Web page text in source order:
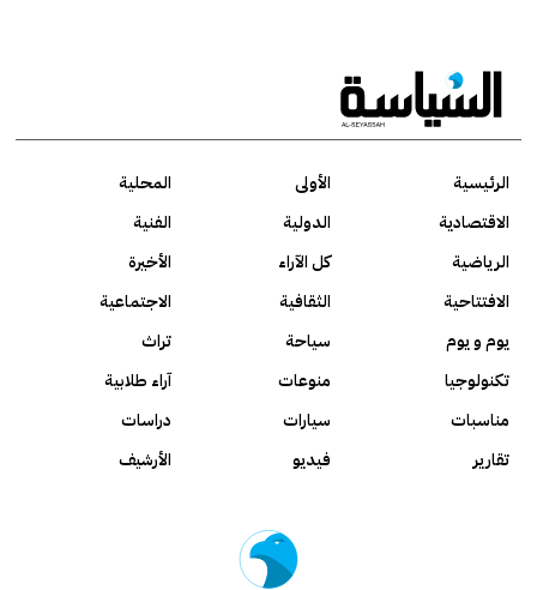
الرئيسية الأولى
المحلية
الاقتصادية
الدولية
الفنية
الرياضية
كل الآراء
الأخيرة
الافتتاحية
الثقافية
الاجتماعية
يوم و يوم
سياحة
تراث
تكنولوجيا
منوعات
آراء طلابية
مناسبات
سيارات
دراسات
تقارير
فيديو الأرشيف